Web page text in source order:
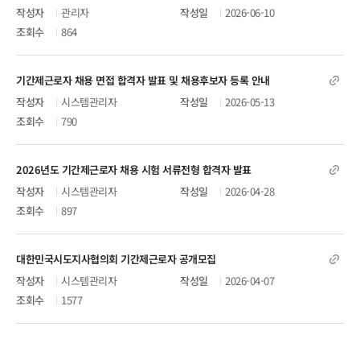
지방정부 정책 & 이슈
관리자
2026-06-10
864
기간제근로자 채용 면접 합격자 발표 및 채용후보자 등록 안내
시스템관리자
2026-05-13
790
2026년도 기간제근로자 채용 시험 서류전형 합격자 발표
시스템관리자
2026-04-28
897
대한민국시도지사협의회 기간제근로자 공개모집
시스템관리자
2026-04-07
1577